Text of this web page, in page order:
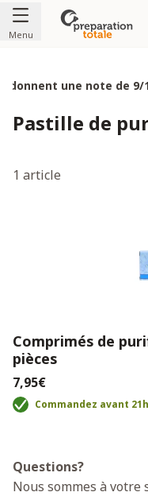
Allez au contenu
Menu
Pastille de
1 article
Comprimés de
pièces
7,95€
Commandez avant
Questions?
Nous sommes à votre